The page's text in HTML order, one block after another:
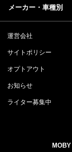
メーカー・車種別
運営会社
サイトポリシー
オプトアウト
お知らせ
ライター募集中
MOBY